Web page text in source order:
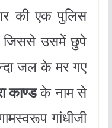
की एक पुलिस
जिससे उसमें छुपे
जल के मर गए
काण्डके नाम से
गांधीजी